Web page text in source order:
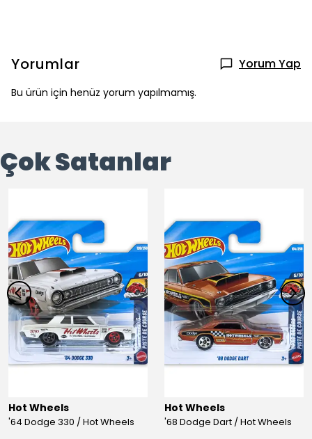
Yorumlar Yorum Yap
Bu ürün için henüz yorum yapılmamış.
Çok Satanlar
Hot Wheels
'64 Dodge 330 / Hot Wheels
Hot Wheels
'68 Dodge Dart / Hot Wheels